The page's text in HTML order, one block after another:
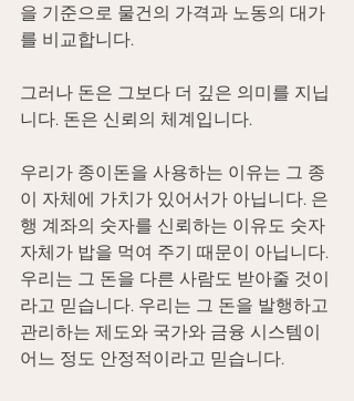
을 기준으로 물건의 가격과 노동의 대가
를 비교합니다.
그러나 돈은 그보다 더 깊은 의미를 지닙
니다. 돈은 신뢰의 체계입니다.
우리가 종이돈을 사용하는 이유는 그 종
이 자체에 가치가 있어서가 아닙니다. 은
행 계좌의 숫자를 신뢰하는 이유도 숫자
자체가 밥을 먹여 주기 때문이 아닙니다.
우리는 그 돈을 다른 사람도 받아줄 것이
라고 믿습니다. 우리는 그 돈을 발행하고
관리하는 제도와 국가와 금융 시스템이
어느 정도 안정적이라고 믿습니다.